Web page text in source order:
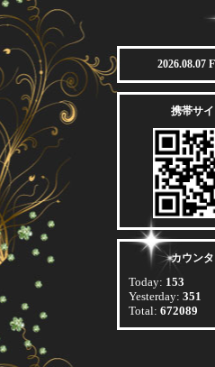
2026.08.07
携帯サイ
カウン
Today: 153
Yesterday: 351
Total: 672089